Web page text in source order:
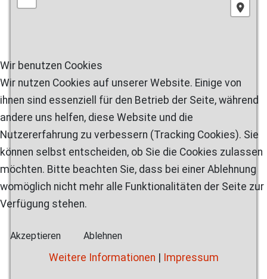
Wir benutzen Cookies
Wir nutzen Cookies auf unserer Website. Einige von
ihnen sind essenziell für den Betrieb der Seite, während
andere uns helfen, diese Website und die
Nutzererfahrung zu verbessern (Tracking Cookies). Sie
können selbst entscheiden, ob Sie die Cookies zulassen
möchten. Bitte beachten Sie, dass bei einer Ablehnung
womöglich nicht mehr alle Funktionalitäten der Seite zur
Verfügung stehen.
Akzeptieren Ablehnen
Weitere Informationen Impressum